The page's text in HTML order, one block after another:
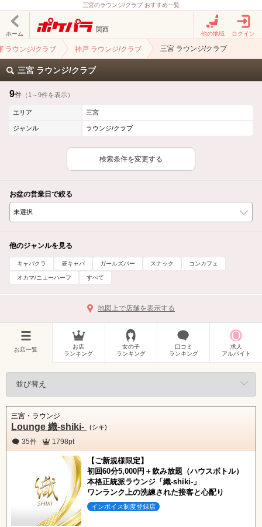
三宮のラウンジ/クラブ おすすめ一覧
ホーム
関西
他の地域 ログイン
ラウンジ/クラブ 神戸 ラウンジ/クラブ 三宮 ラウンジ/クラブ
三宮 ラウンジ/クラブ
9件 （1～9件を表示）
エリア 三宮
ジャンル ラウンジ/クラブ
検索条件を変更する
お盆の営業日で絞る
他のジャンルを見る
キャバクラ 昼キャバ ガールズバー スナック コンカフェ
オカマ/ニューハーフ すべて
地図上で店舗を表示する
お店一覧
お店
ランキング
女の子
ランキング
口コミ
ランキング
求人
アルバイト
三宮・ラウンジ
Lounge 織-shiki- (シキ)
35件 1798pt
【ご新規様限定】
初回60分5,000円＋飲み放題（ハウスボトル）
本格正統派ラウンジ「織-shiki-」
ワンランク上の洗練された接客と心配り
インボイス制度登録店